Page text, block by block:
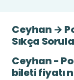
Ceyhan →
Sıkça
Ceyhan -
bileti fiyatı